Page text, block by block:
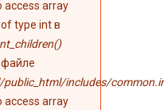
access array
type int в
includes/
access array